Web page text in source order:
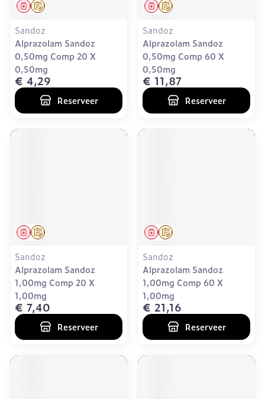
Op voorschrift
Geneesmiddel
Sandoz
Alprazolam Sandoz
0,50mg Comp 20 X
0,50mg
€ 4,29
Reserveer
Op voorschrift
Geneesmiddel
Sandoz
Alprazolam Sandoz
0,50mg Comp 60 X
0,50mg
€ 11,87
Reserveer
Op voorschrift
Geneesmiddel
Sandoz
Alprazolam Sandoz
1,00mg Comp 20 X
1,00mg
€ 7,40
Reserveer
Op voorschrift
Geneesmiddel
Sandoz
Alprazolam Sandoz
1,00mg Comp 60 X
1,00mg
€ 21,16
Reserveer